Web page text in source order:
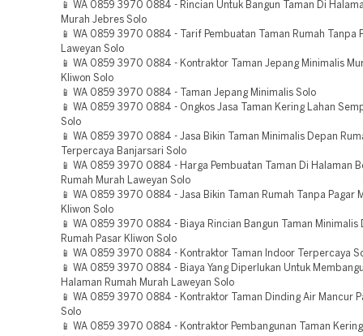
📱 WA 0859 3970 0884 - Rincian Untuk Bangun Taman Di
Murah Jebres Solo
📱 WA 0859 3970 0884 - Tarif Pembuatan Taman Rumah Tanpa
Laweyan Solo
📱 WA 0859 3970 0884 - Kontraktor Taman Jepang Minimalis
Kliwon Solo
📱 WA 0859 3970 0884 - Taman Jepang Minimalis Solo
📱 WA 0859 3970 0884 - Ongkos Jasa Taman Kering Lahan
Solo
📱 WA 0859 3970 0884 - Jasa Bikin Taman Minimalis Depan
Terpercaya Banjarsari Solo
📱 WA 0859 3970 0884 - Harga Pembuatan Taman Di Halaman
Rumah Murah Laweyan Solo
📱 WA 0859 3970 0884 - Jasa Bikin Taman Rumah Tanpa Pagar
Kliwon Solo
📱 WA 0859 3970 0884 - Biaya Rincian Bangun Taman Minimalis
Rumah Pasar Kliwon Solo
📱 WA 0859 3970 0884 - Kontraktor Taman Indoor Terpercaya
📱 WA 0859 3970 0884 - Biaya Yang Diperlukan Untuk
Halaman Rumah Murah Laweyan Solo
📱 WA 0859 3970 0884 - Kontraktor Taman Dinding Air Mancur
Solo
📱 WA 0859 3970 0884 - Kontraktor Pembangunan Taman